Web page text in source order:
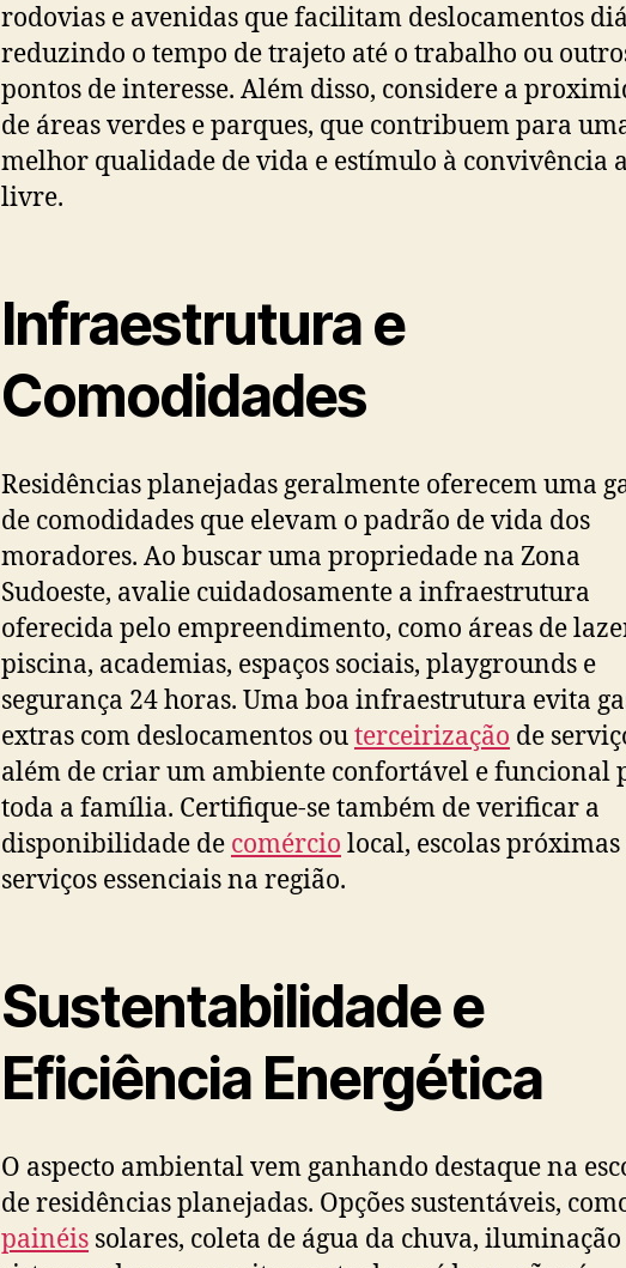
rodovias e avenidas que facilitam deslocamentos
reduzindo o tempo de trajeto até o trabalho ou
pontos de interesse. Além disso, considere a
de áreas verdes e parques, que contribuem para
melhor qualidade de vida e estímulo à convivência
livre.
Infraestrutura e
Comodidades
Residências planejadas geralmente oferecem uma
de comodidades que elevam o padrão de vida dos
moradores. Ao buscar uma propriedade na Zona
Sudoeste, avalie cuidadosamente a infraestrutura
oferecida pelo empreendimento, como áreas de
piscina, academias, espaços sociais, playgrounds e
segurança 24 horas. Uma boa infraestrutura evita
extras com deslocamentos outerceirização de
além de criar um ambiente confortável e funcional
toda a família. Certifique-se também de verificar a
disponibilidade de comércio local, escolas próximas
serviços essenciais na região.
Sustentabilidade e
Eficiência Energética
O aspecto ambiental vem ganhando destaque na
de residências planejadas. Opções sustentáveis,
painéis solares, coleta de água da chuva, iluminação